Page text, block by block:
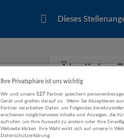
Dieses
Ähnliche
Ihre Privatsphäre ist uns wichtig
Wir und unsere 527 Partner speichern
Gerät und greifen darauf zu . Wenn Sie Akzeptieren
Partner verarbeiten Daten, um Folgendes
erscheinen möglicherweise Inhalte und Anzeigen, die
aufrufen, um Ihre Auswahl zu ändern oder Ihre
Webseite klicken. Ihre Wahl wirkt sich auf unsere/n
Datenschutzerklärung.